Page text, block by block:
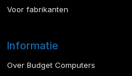
Voor fabrikanten
Informatie
Over Budget Computers